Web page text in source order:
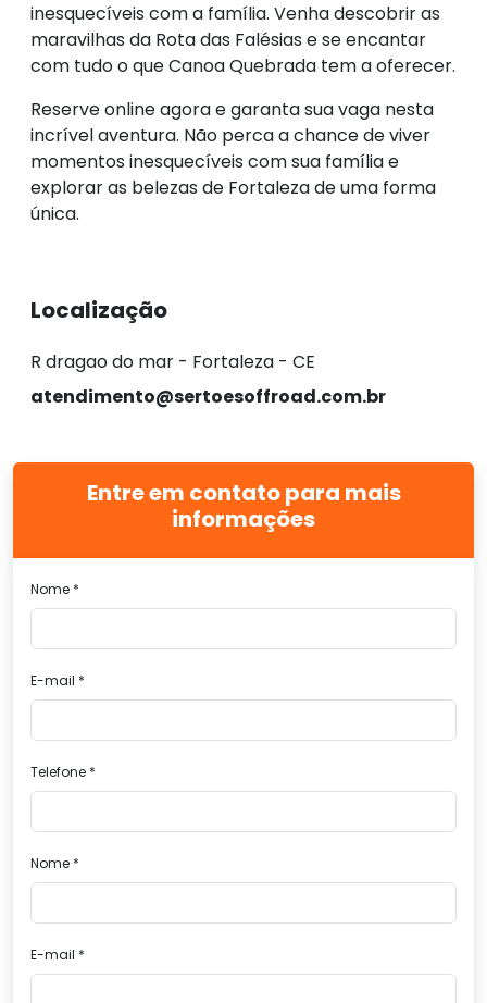
inesquecíveis com a família. Venha descobrir as
maravilhas da Rota das Falésias e se encantar
com tudo o que Canoa Quebrada tem a oferecer.
Reserve online agora e garanta sua vaga nesta
incrível aventura. Não perca a chance de viver
momentos inesquecíveis com sua família e
explorar as belezas de Fortaleza de uma forma
única.
Localização
R dragao do mar - Fortaleza - CE
atendimento@sertoesoffroad.com.br
Entre em contato para mais
informações
Nome *
E-mail *
Telefone *
Nome *
E-mail *